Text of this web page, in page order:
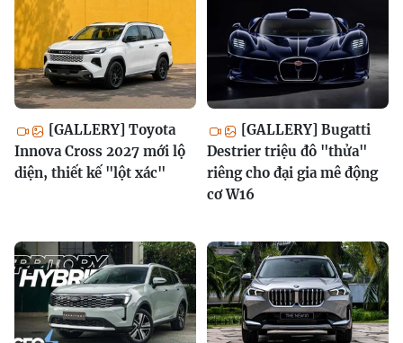
[GALLERY] Toyota
Innova Cross 2027 mới lộ
diện, thiết kế "lột xác"
[GALLERY] Bugatti
Destrier triệu đô "thửa"
riêng cho đại gia mê động
cơ W16